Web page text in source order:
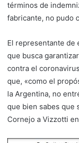
términos de
fabricante, no pudo
El representante de
que busca
contra el
que, «como el
la Argentina, no
que bien sabes que
Cornejo a Vizzotti